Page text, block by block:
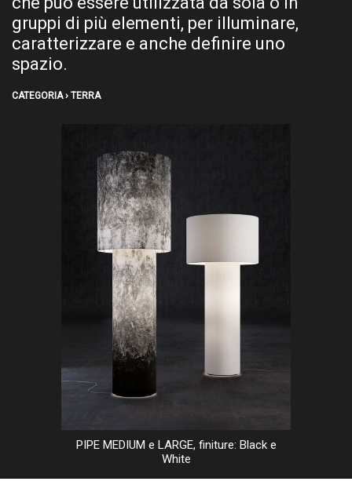
gruppi di più elementi, per illuminare,
caratterizzare e anche definire uno
spazio.
CATEGORIA › TERRA
PIPE MEDIUM e LARGE, finiture: Black e
White